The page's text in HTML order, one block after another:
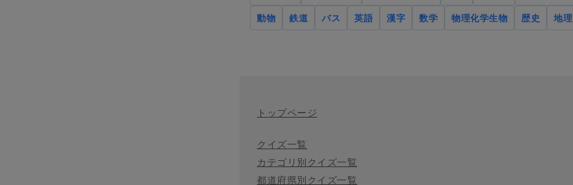
動物
鉄道 バス 英語 漢字 数学 物理化学生物 歴史 地理
トップページ
クイズ一覧
カテゴリ別クイズ一覧
都道府県別クイズ一覧